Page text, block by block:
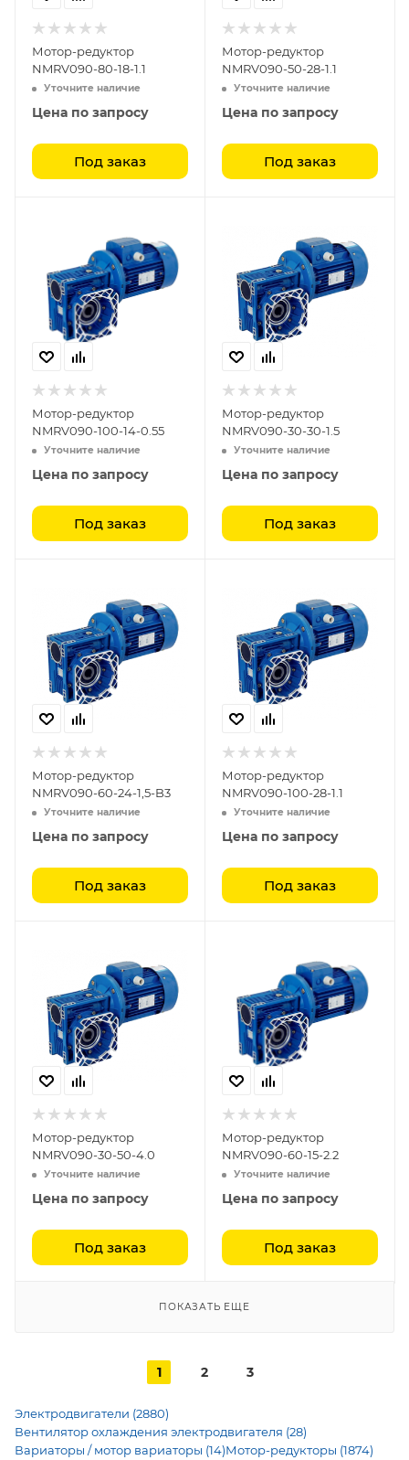
Мотор-редуктор
NMRV090-80-18-1.1
Уточните наличие
Цена по запросу
Под заказ
Мотор-редуктор
NMRV090-50-28-1.1
Уточните наличие
Цена по запросу
Под заказ
Мотор-редуктор
NMRV090-100-14-0.55
Уточните наличие
Цена по запросу
Под заказ
Мотор-редуктор
NMRV090-30-30-1.5
Уточните наличие
Цена по запросу
Под заказ
Мотор-редуктор
NMRV090-60-24-1,5-B3
Уточните наличие
Цена по запросу
Под заказ
Мотор-редуктор
NMRV090-100-28-1.1
Уточните наличие
Цена по запросу
Под заказ
Мотор-редуктор
NMRV090-30-50-4.0
Уточните наличие
Цена по запросу
Под заказ
Мотор-редуктор
NMRV090-60-15-2.2
Уточните наличие
Цена по запросу
Под заказ
ПОКАЗАТЬ ЕЩЕ
1 2 3
Электродвигатели (2880)
Вентилятор охлаждения электродвигателя (28)
Вариаторы / мотор вариаторы (14)Мотор-редукторы (1874)